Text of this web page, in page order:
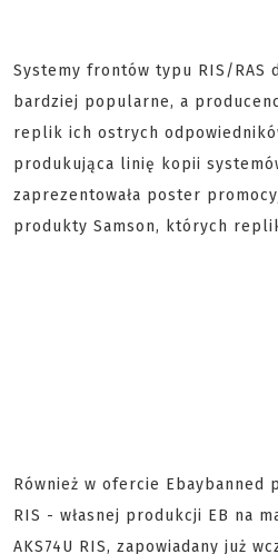
Systemy frontów typu RIS/RAS
bardziej popularne, a
replik ich ostrych
produkująca linię kopii
zaprezentowała poster
produkty Samson, których
Również w ofercie Ebaybanned
RIS - własnej produkcji EB na
AKS74U RIS, zapowiadany już